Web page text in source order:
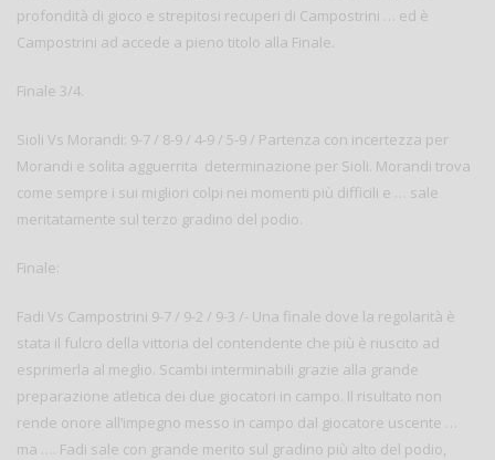
profondità di gioco e strepitosi recuperi di Campostrini … ed è
Campostrini ad accede a pieno titolo alla Finale.
Finale 3/4.
Sioli Vs Morandi: 9-7 / 8-9 / 4-9 / 5-9 / Partenza con incertezza per
Morandi e solita agguerrita determinazione per Sioli. Morandi trova
come sempre i sui migliori colpi nei momenti più difficili e … sale
meritatamente sul terzo gradino del podio.
Finale:
Fadi Vs Campostrini 9-7 / 9-2 / 9-3 /- Una finale dove la regolarità è
stata il fulcro della vittoria del contendente che più è riuscito ad
esprimerla al meglio. Scambi interminabili grazie alla grande
preparazione atletica dei due giocatori in campo. Il risultato non
rende onore all’impegno messo in campo dal giocatore uscente …
ma …. Fadi sale con grande merito sul gradino più alto del podio,